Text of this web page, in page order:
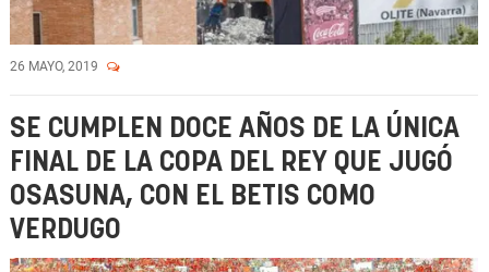
26 MAYO, 2019
SE CUMPLEN DOCE AÑOS DE LA ÚNICA
FINAL DE LA COPA DEL REY QUE JUGÓ
OSASUNA, CON EL BETIS COMO
VERDUGO